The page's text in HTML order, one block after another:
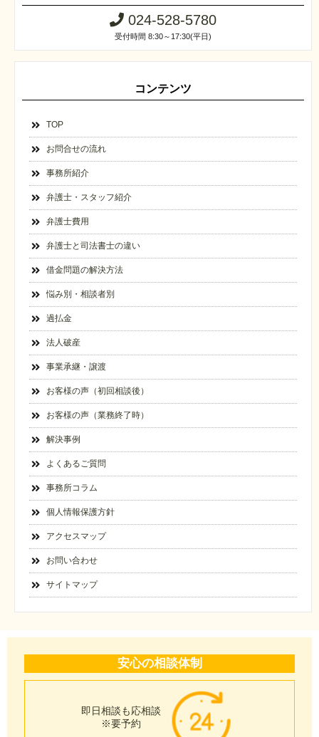
024-528-5780
受付時間 8:30～17:30(平日)
コンテンツ
TOP
お問合せの流れ
事務所紹介
弁護士・スタッフ紹介
弁護士費用
弁護士と司法書士の違い
借金問題の解決方法
悩み別・相談者別
過払金
法人破産
事業承継・譲渡
お客様の声（初回相談後）
お客様の声（業務終了時）
解決事例
よくあるご質問
事務所コラム
個人情報保護方針
アクセスマップ
お問い合わせ
サイトマップ
安心の相談体制
即日相談も応相談
※要予約